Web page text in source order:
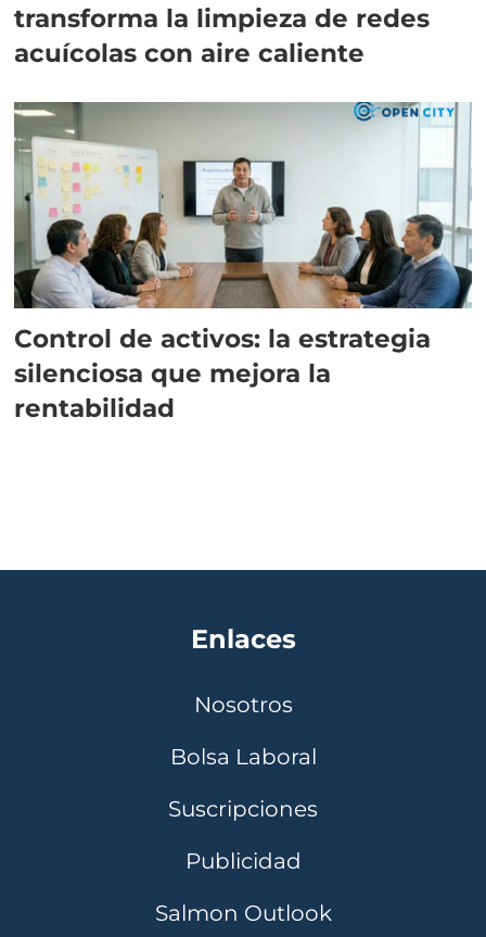
transforma la limpieza de redes
acuícolas con aire caliente
Control de activos: la estrategia
silenciosa que mejora la
rentabilidad
Enlaces
Nosotros
Bolsa Laboral
Suscripciones
Publicidad
Salmon Outlook